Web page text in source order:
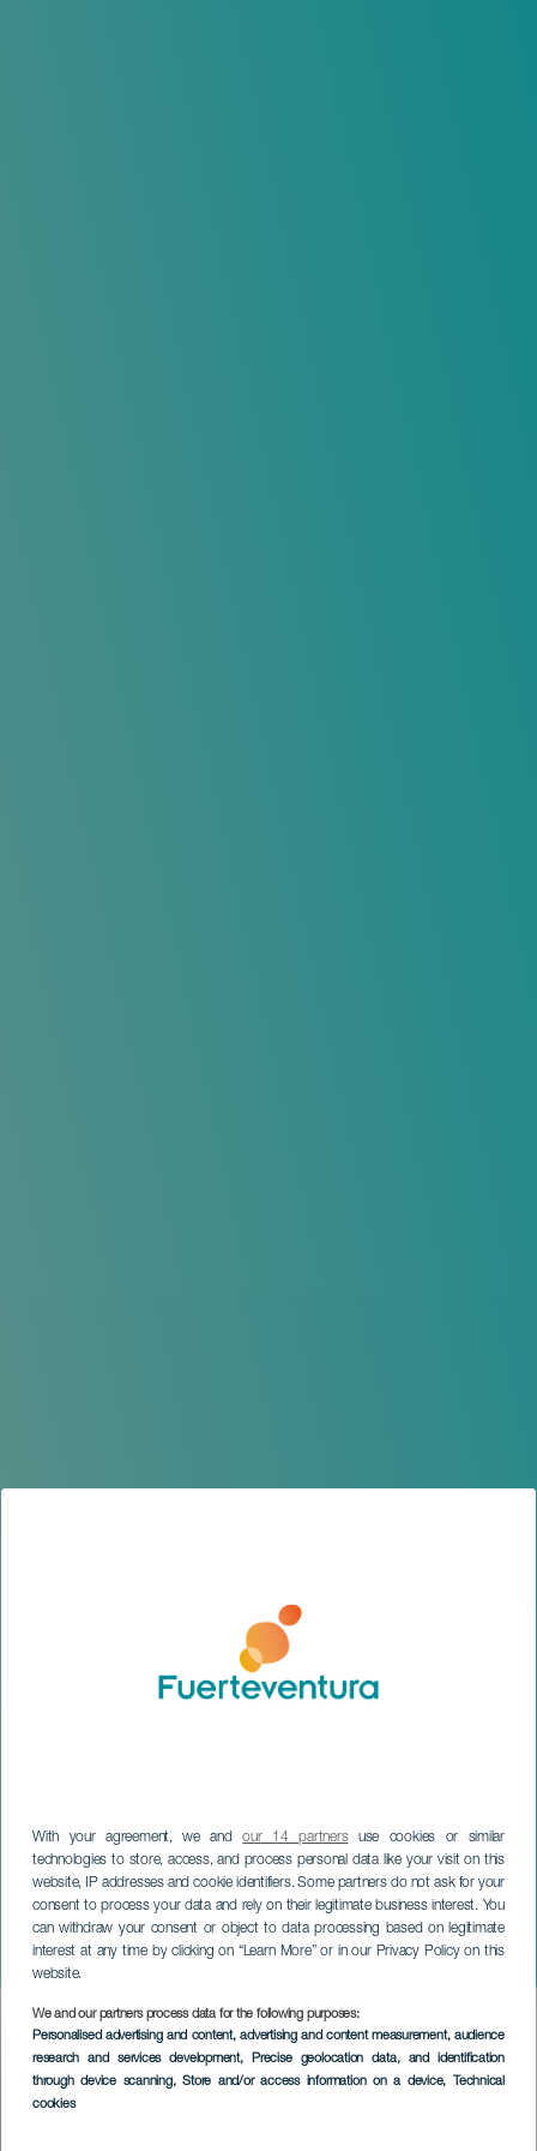
With your agreement, we andour 14 partnersuse cookies or similar
technologies to store, access, and process personal data like your visit on this
website, IP addresses and cookie identifiers. Some partners do not ask for your
consent to process your data and rely on their legitimate business interest. You
can withdraw your consent or object to data processing based on legitimate
interest at any time by clicking on “Learn More” or in our Privacy Policy on this
website.
We and our partners process data for the following purposes:
Personalised advertising and content, advertising and content measurement, audience
research and services development, Precise geolocation data, and identification
through device scanning, Store and/or access information on a device, Technical
cookies
Carnaval van Pájara
FUERTEVENTURA
Imagen
Listado